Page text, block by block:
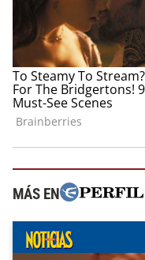
MÁS EN